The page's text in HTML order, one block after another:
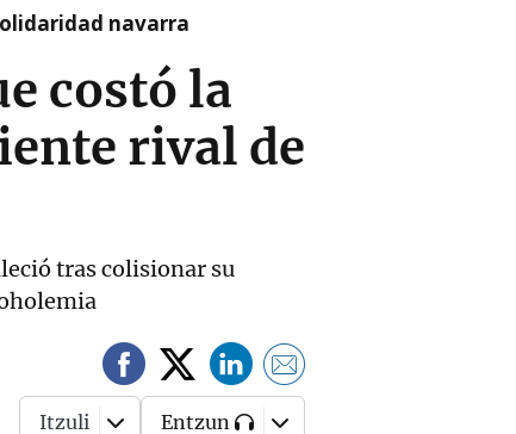
navarra
costó la
rival de
tras colisionar su
Itzuli Entzun